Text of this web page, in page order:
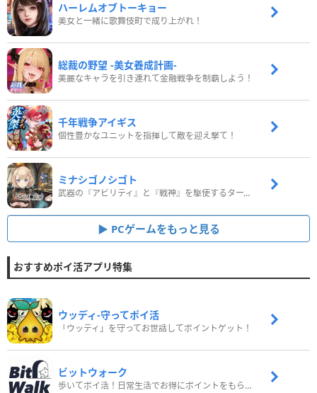
ハーレムオブトーキョー
美女と一緒に歌舞伎町で成り上がれ！
総裁の野望 -美女養成計画-
美麗なキャラを引き連れて金融戦争を制覇しよう！
千年戦争アイギス
個性豊かなユニットを指揮して敵を迎え撃て！
ミナシゴノシゴト
武器の『アビリティ』と『戦神』を駆使するターン制コマンドバトルRPG！
PCゲームをもっと見る
おすすめポイ活アプリ特集
ウッディ‐守ってポイ活
「ウッディ」を守ってお世話してポイントゲット！
ビットウォーク
歩いてポイ活！日常生活でお得にポイントをもらおう